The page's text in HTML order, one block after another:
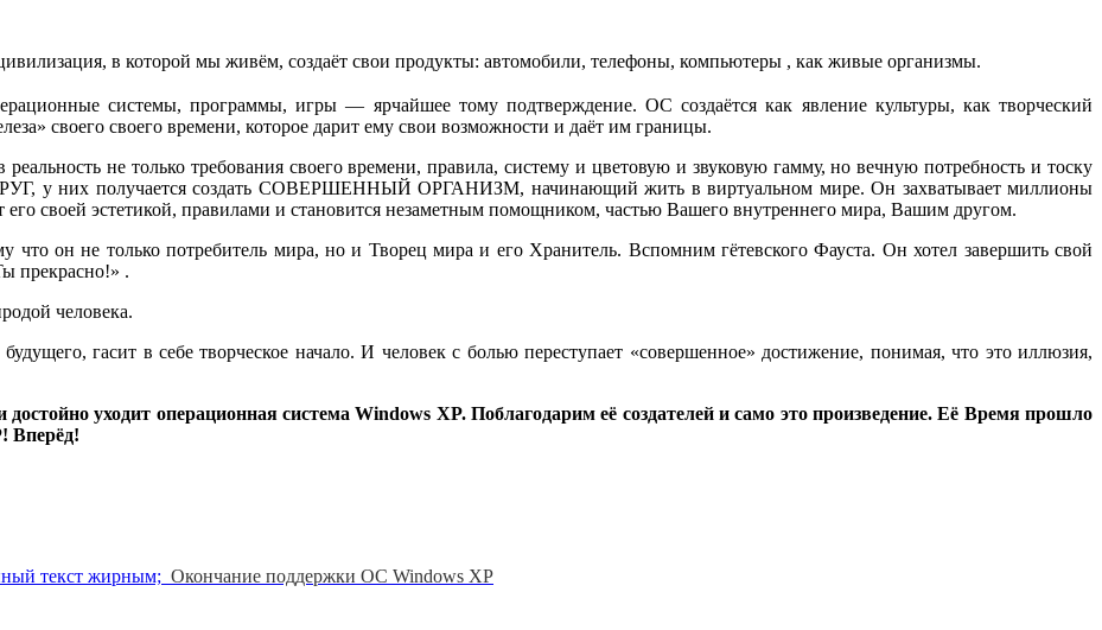
в которой мы живём, создаёт свои продукты: автомобили, телефоны, компьютеры , как живые организмы.
системы, программы, игры — ярчайшее тому подтверждение. ОС создаётся как явление культуры, как творческий
своего своего времени, которое дарит ему свои возможности и даёт им границы.
не только требования своего времени, правила, систему и цветовую и звуковую гамму, но вечную потребность и тоску
у них получается создать СОВЕРШЕННЫЙ ОРГАНИЗМ, начинающий жить в виртуальном мире. Он захватывает миллионы
своей эстетикой, правилами и становится незаметным помощником, частью Вашего внутреннего мира, Вашим другом.
что он не только потребитель мира, но и Творец мира и его Хранитель. Вспомним гётевского Фауста. Он хотел завершить свой
прекрасно!» .
человека.
гасит в себе творческое начало. И человек с болью переступает «совершенное» достижение, понимая, что это иллюзия,
уходит операционная система Windows XP. Поблагодарим её создателей и само это произведение. Её Время прошло
Вперёд!
текст жирным; Окончание поддержки ОС Windows XP